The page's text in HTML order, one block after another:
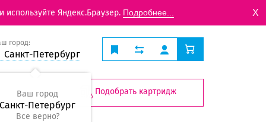
Яндекс.Браузер. Подробнее... X
город:
Санкт-Петербург
Ваш город
Санкт-Петербург
Все верно?
Подобрать картридж